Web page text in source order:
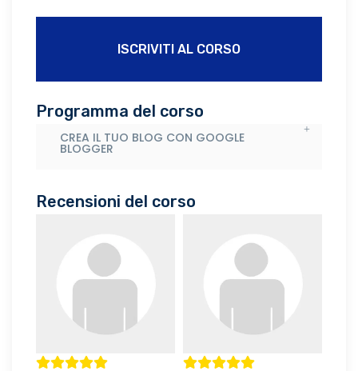
ISCRIVITI AL CORSO
Programma del corso
CREA IL TUO BLOG CON GOOGLE
BLOGGER
Recensioni del corso